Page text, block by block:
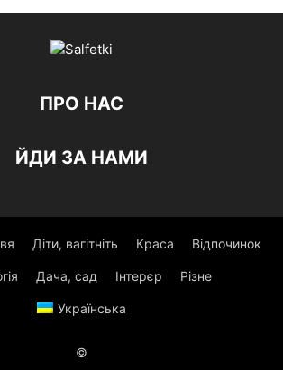
ПРО НАС
ЙДИ ЗА НАМИ
Діти, вагітніть Краса Відпочинок
Дача, сад Інтерєр Різне
Українська
©